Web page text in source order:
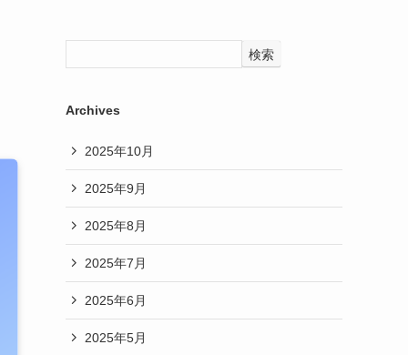
検索
Archives
2025年10月
2025年9月
2025年8月
2025年7月
2025年6月
2025年5月